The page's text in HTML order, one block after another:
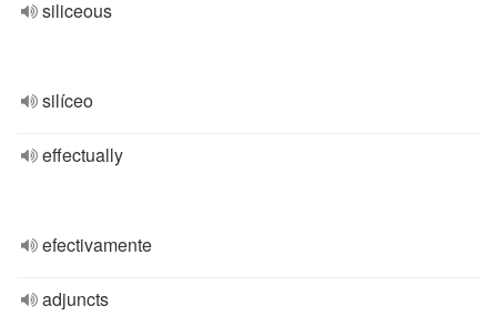
siliceous
silíceo
effectually
efectivamente
adjuncts